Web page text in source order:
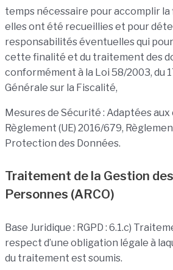
temps nécessaire pour accomplir
elles ont été recueillies et pour
responsabilités éventuelles qui
cette finalité et du traitement des
conformément à la Loi 58/2003, du
Générale sur la Fiscalité,
Mesures de Sécurité : Adaptées
Règlement (UE) 2016/679,
Protection des Données.
Traitement de la Gestion
Personnes (ARCO)
Base Juridique : RGPD : 6.1.c)
respect d’une obligation légale à
du traitement est soumis.